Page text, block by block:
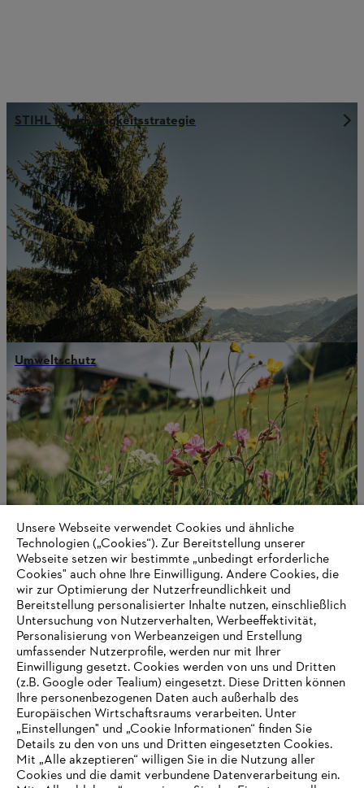
STIHL Nachhaltigkeitsstrategie
Umweltschutz
Klimastrategie
Informationen für Lieferanten
Produkte
Kontakt
Karriere
Hinweisgebersystem
Unsere Webseite verwendet Cookies und ähnliche
Technologien („Cookies“). Zur Bereitstellung unserer
Webseite setzen wir bestimmte „unbedingt erforderliche
Cookies" auch ohne Ihre Einwilligung. Andere Cookies, die
wir zur Optimierung der Nutzerfreundlichkeit und
Bereitstellung personalisierter Inhalte nutzen, einschließlich
Untersuchung von Nutzerverhalten, Werbeeffektivität,
Personalisierung von Werbeanzeigen und Erstellung
umfassender Nutzerprofile, werden nur mit Ihrer
Einwilligung gesetzt. Cookies werden von uns und Dritten
(z.B. Google oder Tealium) eingesetzt. Diese Dritten können
Ihre personenbezogenen Daten auch außerhalb des
Europäischen Wirtschaftsraums verarbeiten. Unter
„Einstellungen" und „Cookie Informationen“ finden Sie
Details zu den von uns und Dritten eingesetzten Cookies.
Mit „Alle akzeptieren“ willigen Sie in die Nutzung aller
Cookies und die damit verbundene Datenverarbeitung ein.